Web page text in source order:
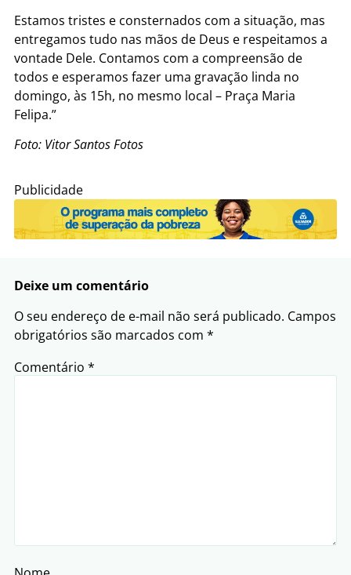
Estamos tristes e consternados com a situação, mas
entregamos tudo nas mãos de Deus e respeitamos a
vontade Dele. Contamos com a compreensão de
todos e esperamos fazer uma gravação linda no
domingo, às 15h, no mesmo local – Praça Maria
Felipa.”
Foto: Vitor Santos Fotos
Publicidade
Deixe um comentário
O seu endereço de e-mail não será publicado. Campos
obrigatórios são marcados com *
Comentário *